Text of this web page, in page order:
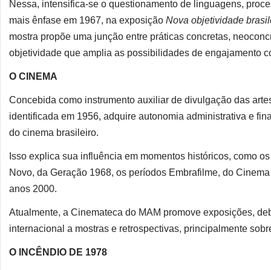
Nessa, intensifica-se o questionamento de linguagens,
mais ênfase em 1967, na exposição Nova objetividade
mostra propõe uma junção entre práticas concretas,
objetividade que amplia as possibilidades de engajamento
O CINEMA
Concebida como instrumento auxiliar de divulgação das
identificada em 1956, adquire autonomia administrativa e
do cinema brasileiro.
Isso explica sua influência em momentos históricos, como
Novo, da Geração 1968, os períodos Embrafilme, do
anos 2000.
Atualmente, a Cinemateca do MAM promove exposições,
internacional a mostras e retrospectivas, principalmente
O INCÊNDIO DE 1978